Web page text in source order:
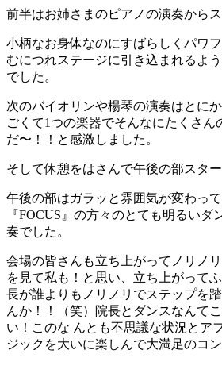
前半はお姉さまのピアノの演奏からス
小柄なお身体なのにすばらしくパワ
むにつれステージに引き込まれるよ
でした。
次のバイオリンや楊琴の演奏はとに
ごくて1つの楽器でそんなにたくさん
だ〜！！と感激しました。
そして休憩をはさんで午後の部スター
午後の部はガラッと雰囲気が変わっ
『FOCUS』の方々のとても明るいダ
奏でした。
会場の皆さんも立ち上がってノリノ
を見て私も！と思い、立ち上がって
長が誰よりもノリノリでステップを
んか！！（笑）院長とダンスなんて
い！このな んとも不思議な状況とア
ジックを大いに楽しんで大満足のコ